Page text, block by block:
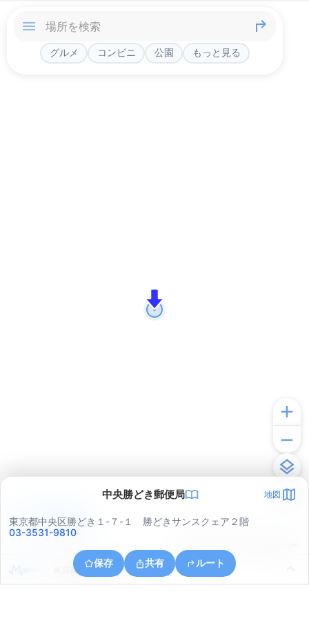
グルメ コンビニ 公園 もっと見る
中央勝どき郵便局 地図
東京都中央区勝どき１-７-１ 勝どきサンスクェア２階
03-3531-9810
保存 共有 ルート
東京都港区海岸３丁目
アプリで見る